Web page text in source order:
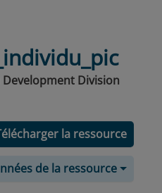
Division
la ressource
de la ressource